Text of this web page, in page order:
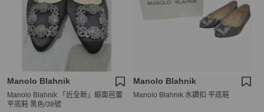
Manolo Blahnik
Manolo Blahnik 「近全新」緞面芭蕾
平底鞋 黑色/38號
Manolo Blahnik
Manolo Blahnik 水鑽扣 平底鞋